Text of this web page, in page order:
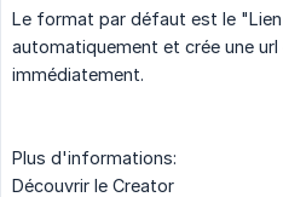
Le format par défaut est le
automatiquement et crée une
immédiatement.
Plus d'informations:
Découvrir le Creator